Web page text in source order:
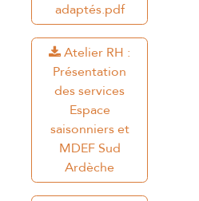
adaptés.pdf
Atelier RH :
Présentation
des services
Espace
saisonniers et
MDEF Sud
Ardèche